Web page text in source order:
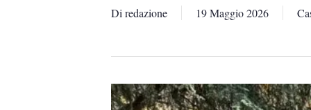
Di redazione 19 Maggio 2026